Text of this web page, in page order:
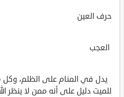
حرف العين
العجب
يدل في المنام على الظلم،
للميت دليل على أنه ممن لا ينظر